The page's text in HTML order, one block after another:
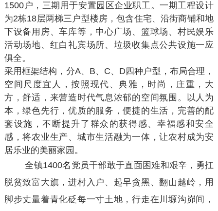
1500户，三期用于安置园区企业职工。一期工程设计
为2栋18层两梯三户型楼房，包含住宅、沿街商铺和地
下设备用房、车库等，中心广场、篮球场、村民娱乐
活动场地、红白礼宾场所、垃圾收集点公共设施一应
俱全。
采用框架结构，分A、B、C、D四种户型，布局合理，
空间尺度宜人，按照现代、典雅，时尚，庄重，大
方，舒适，来营造时代气息浓郁的空间氛围。以人为
本，绿色先行，优质的服务，便捷的生活，完善的配
套设施，不断提升了群众的获得感、幸福感和安全
感，将农业生产、城市生活融为一体，让农村成为安
居乐业的美丽家园。
全镇1400名党员干部敢于直面困难和艰辛，勇扛
脱贫致富大旗，进村入户、起早贪黑、翻山越岭，用
脚步丈量着青化砭每一寸土地，行走在川塬沟峁间，